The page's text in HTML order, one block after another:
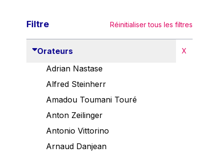
Filtre Réinitialiser tous les filtres
Orateurs X
Adrian Nastase
Alfred Steinherr
Amadou Toumani Touré
Anton Zeilinger
Antonio Vittorino
Arnaud Danjean